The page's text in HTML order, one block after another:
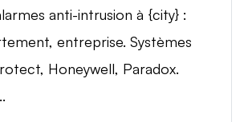
anti-intrusion à {city} :
entreprise. Systèmes
Honeywell, Paradox.